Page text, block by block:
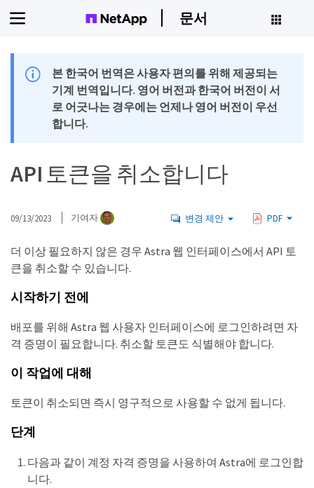
문서
본 한국어 번역은 사용자 편의를 위해 제공되는
기계 번역입니다. 영어 버전과 한국어 버전이 서
로 어긋나는 경우에는 언제나 영어 버전이 우선
합니다.
API 토큰을 취소합니다
09/13/2023 기여자 변경 제안 PDF
더 이상 필요하지 않은 경우 Astra 웹 인터페이스에서 API 토
큰을 취소할 수 있습니다.
시작하기 전에
배포를 위해 Astra 웹 사용자 인터페이스에 로그인하려면 자
격 증명이 필요합니다. 취소할 토큰도 식별해야 합니다.
이 작업에 대해
토큰이 취소되면 즉시 영구적으로 사용할 수 없게 됩니다.
단계
다음과 같이 계정 자격 증명을 사용하여 Astra에 로그인합
니다.